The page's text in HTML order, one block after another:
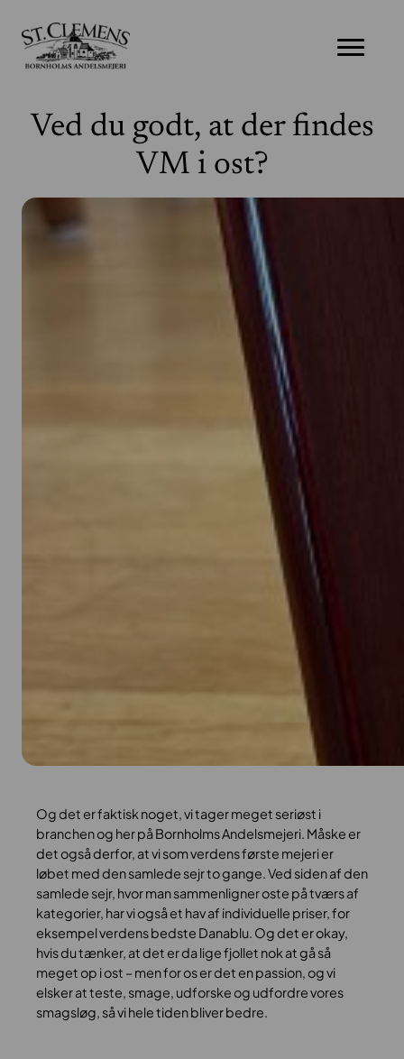
Historier
Om St. Clemens
Kontakt os
Ved du godt, at der findes
VM i ost?
Og det er faktisk noget, vi tager meget seriøst i
branchen og her på Bornholms Andelsmejeri. Måske er
det også derfor, at vi som verdens første mejeri er
løbet med den samlede sejr to gange. Ved siden af den
samlede sejr, hvor man sammenligner oste på tværs af
kategorier, har vi også et hav af individuelle priser, for
eksempel verdens bedste Danablu. Og det er okay,
hvis du tænker, at det er da lige fjollet nok at gå så
meget op i ost – men for os er det en passion, og vi
elsker at teste, smage, udforske og udfordre vores
smagsløg, så vi hele tiden bliver bedre.